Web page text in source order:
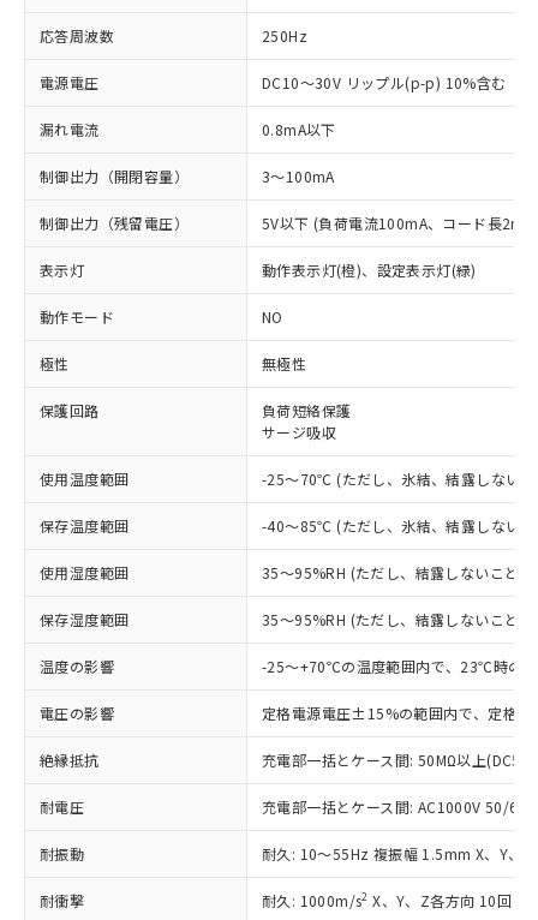
応答周波数 250Hz
電源電圧 DC10～30V リップル(p-p) 10%含む
漏れ電流 0.8mA以下
制御出力（開閉容量） 3～100mA
制御出力（残留電圧） 5V以下 (負荷電流100mA、コード長2m
表示灯 動作表示灯(橙)、設定表示灯(緑)
動作モード NO
極性 無極性
保護回路
負荷短絡保護
サージ吸収
使用温度範囲 -25～70℃ (ただし、氷結、結露しない
保存温度範囲 -40～85℃ (ただし、氷結、結露しない
使用湿度範囲 35～95%RH (ただし、結露しないこと)
保存湿度範囲 35～95%RH (ただし、結露しないこと)
温度の影響 -25～+70℃の温度範囲内で、23℃時の
電圧の影響 定格電源電圧±15%の範囲内で、定格
絶縁抵抗 充電部一括とケース間: 50MΩ以上
耐電圧 充電部一括とケース間: AC1000V 50/
耐振動 耐久: 10～55Hz 複振幅 1.5mm X、Y、Z
耐衝撃 耐久: 1000m/s2 X、Y、Z各方向 10回
ご利用条件
以下の条件をお読みいただき、同意のうえ
ご利用ください。
本サービスは、当社制御機器事業取扱
商品の当社在庫状況および標準価格
(税抜)を提供させていただくもので
当社制御機器事業取扱商品の中には、
本サービスの対象外となる商品もある
ことをご了承ください。
在庫状況および標準価格照会結果は、
記載している更新日時点での社内デー
タに基づき作成されるものであり、閲
対応済み：EU RoHS指令（10物質）の
非含有に対応した製品が提供可能な商品で
す。
対応予定：EU RoHS指令（10物質）の非含
有に対応した製品に切り替える予定のある
対応予定なし：EU RoHS指令（10物質）の
非含有に非対応の商品で、対応品を出す予
調査・確認中：EU RoHS指令（10物質）の
非含有の対応状況を調査中または確認中の
商品です。
非該当品：ライセンス料など無形物で、有
害物質有無と関係のない商品です。
仕入先様の事情により、非含有部品として
いたものが、含有品と判明した場合などや
むを得ず変更することがあります。
鉛(Pb) 1000ppm以下、 水銀(Hg) 1000ppm以下、 カド
※1 中国RoHS○×表
「○」：最大均質材料含有率が中国RoHSの
基準値以下であることを示します。
「×」：最大均質材料含有率が中国RoHSの
基準値を超えていることを示します。
「－」：未確認です。当社販売部門へお問
*中国RoHS10物質の基準値 (GB/T26572)：
当社は、これら貴社製品のうち、外国
為替および外国貿易法に定める商品
（以下｢規制貨物等」という）を輸出
または国外への提供する場合は、日本